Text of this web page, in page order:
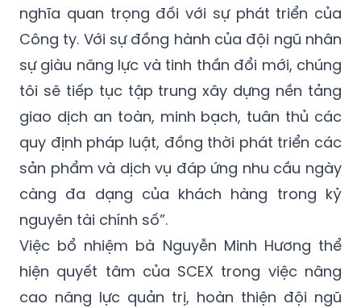
nghĩa quan trọng đối với sự phát triển của
Công ty. Với sự đồng hành của đội ngũ nhân
sự giàu năng lực và tinh thần đổi mới, chúng
tôi sẽ tiếp tục tập trung xây dựng nền tảng
giao dịch an toàn, minh bạch, tuân thủ các
quy định pháp luật, đồng thời phát triển các
sản phẩm và dịch vụ đáp ứng nhu cầu ngày
càng đa dạng của khách hàng trong kỷ
nguyên tài chính số”.
Việc bổ nhiệm bà Nguyễn Minh Hương thể
hiện quyết tâm của SCEX trong việc nâng
cao năng lực quản trị, hoàn thiện đội ngũ